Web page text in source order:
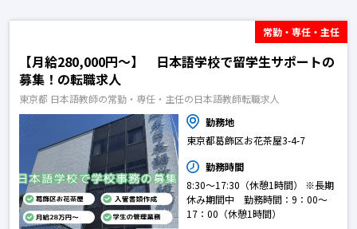
常勤・専任・主任
【月給280,000円〜】 日本語学校で留学生サポートの
募集！の転職求人
東京都 日本語教師の常勤・専任・主任の日本語教師転職求人
勤務地
東京都葛飾区お花茶屋3-4-7
勤務時間
8:30～17:30（休憩1時間） ※長期
休み期間中 勤務時間：9：00～
17：00（休憩1時間）